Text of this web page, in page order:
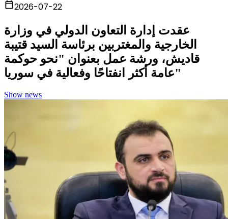
2026-07-22
عقدت إدارة التعاون الدولي في وزارة
الخارجية والمغتربين برئاسة السيد قتيبة
قاديش، ورشة عمل بعنوان "نحو حوكمة
عامة أكثر انفتاحًا وفعالية في سوريا"
Show news